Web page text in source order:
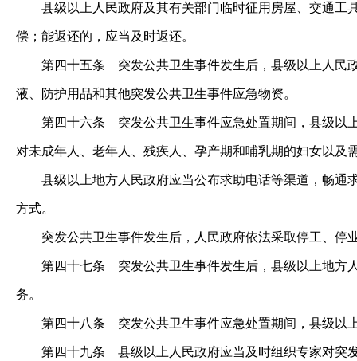
县级以上人民政府及其有关部门临时征用房屋、交通工
偿；能返还的，应当及时返还。
第四十五条 突发公共卫生事件发生后，县级以上人民
液、防护用品和其他突发公共卫生事件应急物资。
第四十六条 突发公共卫生事件应急处置期间，县级以
对未成年人、老年人、残疾人、孕产期和哺乳期的妇女以
县级以上地方人民政府应当公布求助电话等渠道，畅通
方式。
突发公共卫生事件发生后，人民政府依法采取停工、停
第四十七条 突发公共卫生事件发生后，县级以上地方
务。
第四十八条 突发公共卫生事件应急处置期间，县级以
第四十九条 县级以上人民政府应当及时组织专家对突